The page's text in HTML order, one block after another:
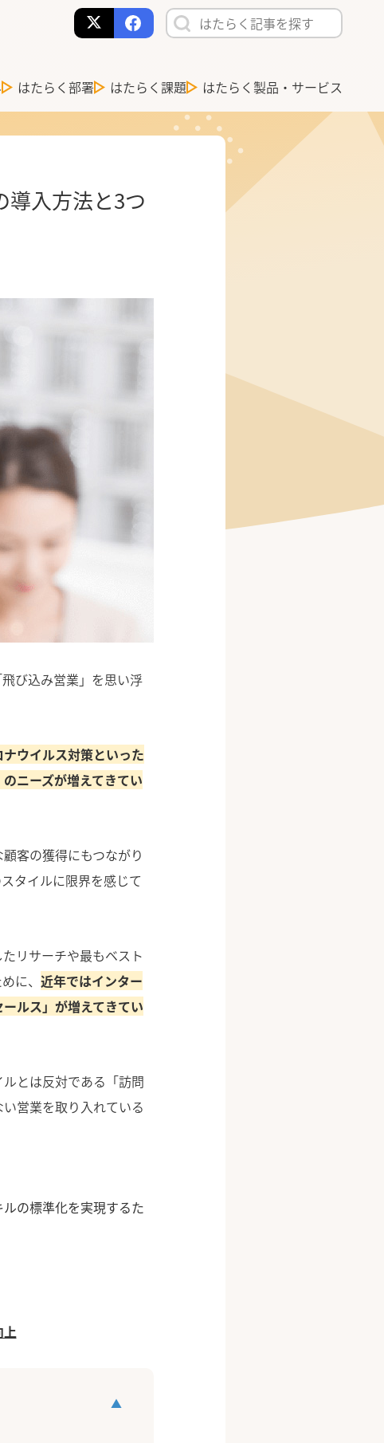
はたらく部署 はたらく課題 はたらく製品・サービス
導入方法と3つ
び込み営業」を思い浮
ウイルス対策といった
ニーズが増えてきてい
客の獲得にもつながり
タイルに限界を感じて
リサーチや最もベスト
に、 近年ではインター
ルス」が増えてきてい
とは反対である「訪問
営業を取り入れている
の標準化を実現するた
上